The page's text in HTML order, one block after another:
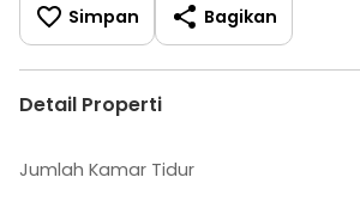
Simpan Bagikan
Detail Properti
Jumlah Kamar Tidur